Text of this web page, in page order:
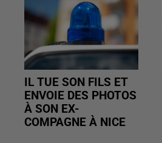
IL TUE SON FILS ET
ENVOIE DES PHOTOS
À SON EX-
COMPAGNE À NICE